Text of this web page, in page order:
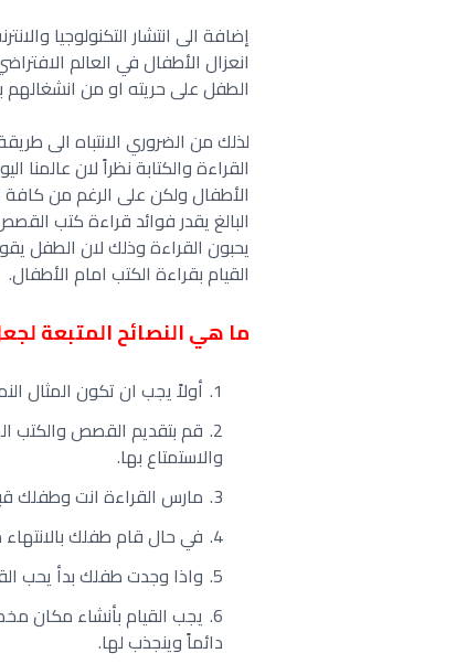
إضافة الى انتشار التكنولوجيا
انعزال الأطفال في العالم
الطفل على حريته او من انشغالهم
لذلك من الضروري الانتباه الى
القراءة والكتابة نظراً لان عالمنا
الأطفال ولكن على الرغم من كافة
البالغ يقدر فوائد قراءة كتب
يحبون القراءة وذلك لان الطفل
القيام بقراءة الكتب امام الأطفال.
ما هي النصائح المتبعة
أولاً يجب ان تكون المثال
قم بتقديم القصص والكتب
والاستمتاع بها.
مارس القراءة انت وطفلك
في حال قام طفلك
واذا وجدت طفلك بدأ يحب
يجب القيام بأنشاء مكان
دائماً وينجذب لها.